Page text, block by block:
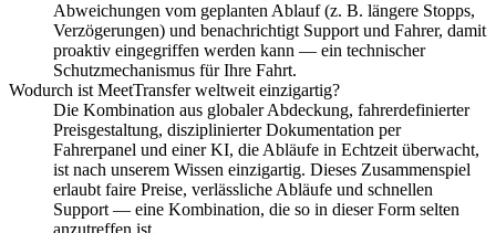
Abweichungen vom geplanten Ablauf (z. B. längere Stopps,
Verzögerungen) und benachrichtigt Support und Fahrer, damit
proaktiv eingegriffen werden kann — ein technischer
Schutzmechanismus für Ihre Fahrt.
Wodurch ist MeetTransfer weltweit einzigartig?
Die Kombination aus globaler Abdeckung, fahrerdefinierter
Preisgestaltung, disziplinierter Dokumentation per
Fahrerpanel und einer KI, die Abläufe in Echtzeit überwacht,
ist nach unserem Wissen einzigartig. Dieses Zusammenspiel
erlaubt faire Preise, verlässliche Abläufe und schnellen
Support — eine Kombination, die so in dieser Form selten